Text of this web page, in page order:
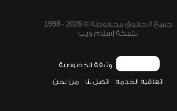
جميع الحقوق محفوظة © 2026 - 1998
لشبكة إسلام ويب
وثيقة الخصوصية
اتفاقية الخدمة اتصل بنا من نحن